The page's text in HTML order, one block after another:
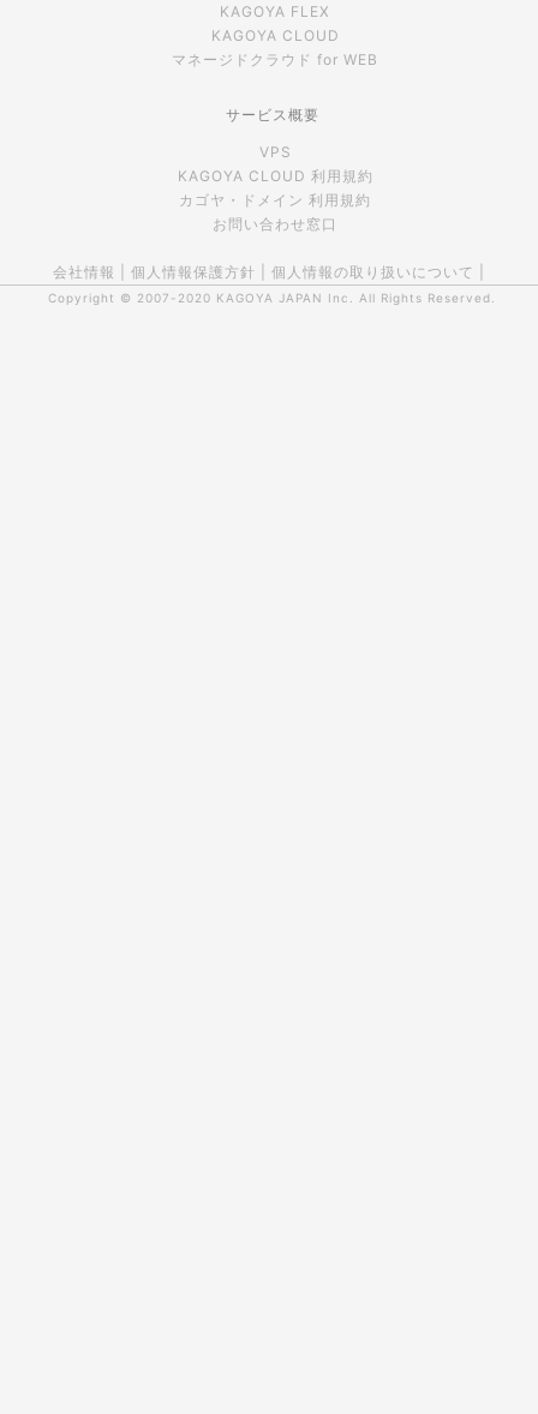
KAGOYA FLEX
KAGOYA CLOUD
マネージドクラウド for WEB
サービス概要
VPS
KAGOYA CLOUD 利用規約
カゴヤ・ドメイン 利用規約
お問い合わせ窓口
会社情報 個人情報保護方針 個人情報の取り扱いについて
Copyright © 2007-2020 KAGOYA JAPAN Inc. All Rights Reserved.